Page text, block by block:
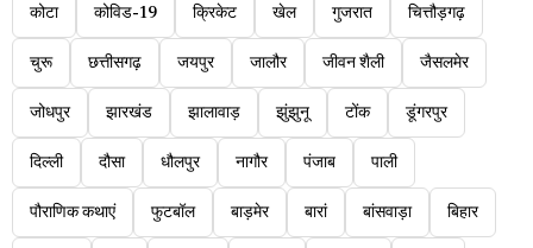
कोटा कोविड-19 क्रिकेट खेल गुजरात चित्तौड़गढ़
चुरू छत्तीसगढ़ जयपुर जालौर जीवन शैली जैसलमेर
जोधपुर झारखंड झालावाड़ झुंझुनू टोंक डूंगरपुर
दिल्ली दौसा धौलपुर नागौर पंजाब पाली
पौराणिक कथाएं फुटबॉल बाड़मेर बारां बांसवाड़ा बिहार